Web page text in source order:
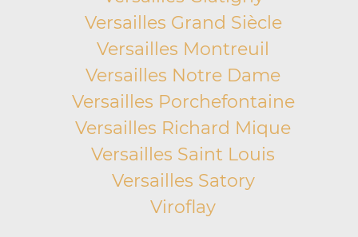
Versailles Grand Siècle
Versailles Montreuil
Versailles Notre Dame
Versailles Porchefontaine
Versailles Richard Mique
Versailles Saint Louis
Versailles Satory
Viroflay